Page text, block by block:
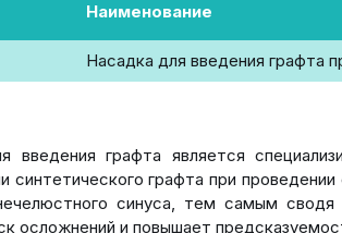
Наименование
Насадка для введения графта
введения графта является
синтетического графта при
синуса, тем самым
осложнений и повышает